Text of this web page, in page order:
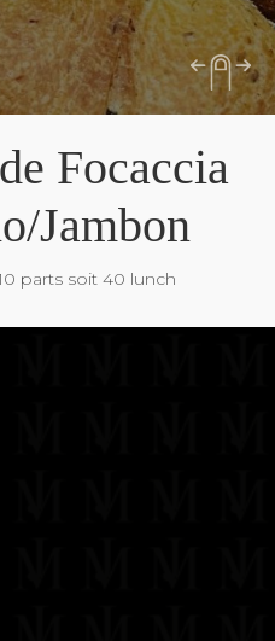
Focaccia
Jambon
parts soit 40 lunch